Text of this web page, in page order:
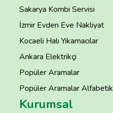
Sakarya Kombi Servisi
İzmir Evden Eve Nakliyat
Kocaeli Halı Yıkamacılar
Ankara Elektrikçi
Popüler Aramalar
Popüler Aramalar Alfabetik
Kurumsal